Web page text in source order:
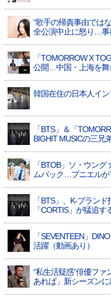
“歌手の帰責事由では
全公演中止に怒り…事
「TOMORROW X
公開…中国・上海を舞
韓国在住の日本人イ
「BTS」＆「
BIGHIT MUSICの三兄
「BTOB」ソ・ウン
ムバック…プニエルが
「BTS」、K-ブラン
「CORTIS」が猛追
「SEVENTEEN」
活躍（動画あり）
“私生活疑惑”俳優ファ
あれば」新シーズンに